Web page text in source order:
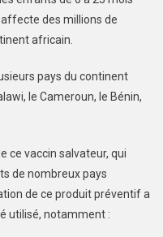
des millions de
africain.
pays du continent
le Cameroun, le Bénin,
ce vaccin salvateur, qui
de nombreux pays
de ce produit préventif a
utilisé, notamment :